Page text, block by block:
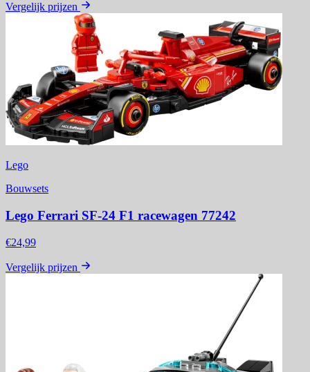
Vergelijk prijzen
Lego
Bouwsets
Lego Ferrari SF-24 F1 racewagen 77242
€24,99
Vergelijk prijzen